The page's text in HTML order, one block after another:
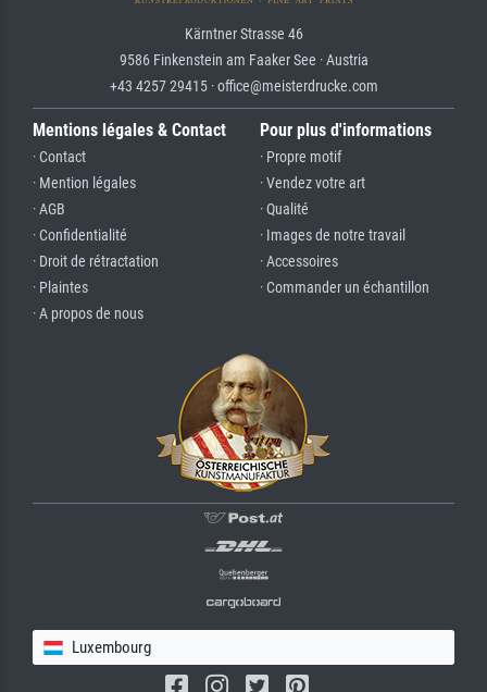
Kärntner Strasse 46
9586 Finkenstein am Faaker See · Austria
+43 4257 29415 · office@meisterdrucke.com
Mentions légales & Contact
· Contact
· Mention légales
· AGB
· Confidentialité
· Droit de rétractation
· Plaintes
· A propos de nous
Pour plus d'informations
· Propre motif
· Vendez votre art
· Qualité
· Images de notre travail
· Accessoires
· Commander un échantillon
Luxembourg